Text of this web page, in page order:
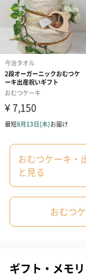
おむつケーキ・
と見る
おむつ
ギフト・メモ